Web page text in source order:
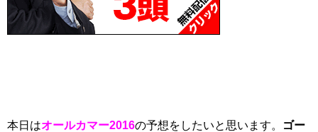
本日はオールカマー2016の予想をしたいと思います。
ゴー